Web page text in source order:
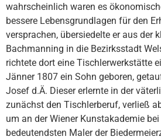
wahrscheinlich waren es
bessere Lebensgrundlagen für den
versprachen, übersiedelte er aus der
Bachmanning in die Bezirksstadt
richtete dort eine Tischlerwerkstätte
Jänner 1807 ein Sohn geboren,
Josef d.Ä. Dieser erlernte in der
zunächst den Tischlerberuf, verließ
um an der Wiener Kunstakademie
bedeutendsten Maler der